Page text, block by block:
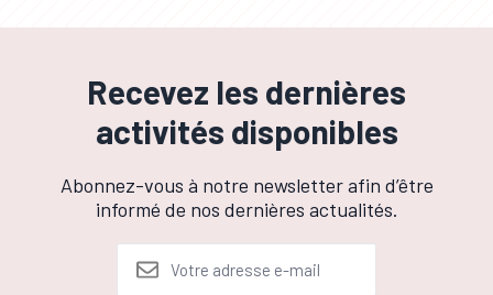
Recevez les dernières
activités disponibles
Abonnez-vous à notre newsletter afin d’être
informé de nos dernières actualités.
Email